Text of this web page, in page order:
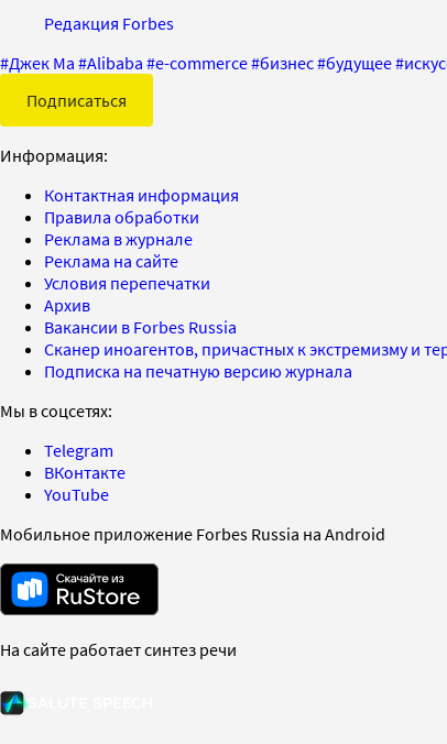
Редакция Forbes
#Джек Ма #Alibaba #e-commerce#бизнес#будущее#
Подписаться
Информация:
Контактная информация
Правила обработки
Реклама в журнале
Реклама на сайте
Условия перепечатки
Архив
Вакансии в Forbes Russia
Сканер иноагентов, причастных к экстремизму и
Подписка на печатную версию журнала
Мы в соцсетях:
Telegram
ВКонтакте
YouTube
Мобильное приложение Forbes Russia на Android
На сайте работает синтез речи